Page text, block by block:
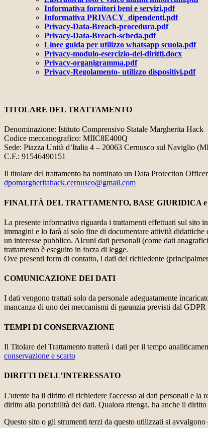
Informativa fornitori beni e servizi.pdf
Informativa PRIVACY_dipendenti.pdf
Privacy-Data-Breach-procedura.pdf
Privacy-Data-Breach-scheda.pdf
Linee guida per utilizzo whatsapp scuola.pdf
Privacy-modulo-esercizio-dei-diritti.docx
Privacy-organigramma.pdf
Privacy-Regolamento- utilizzo dispositivi.pdf
TITOLARE DEL TRATTAMENTO
Denominazione: Istituto Comprensivo Statale Margherita Hack
Codice meccanografico: MIIC8E400Q
Sede: Piazza Unità d’Italia 4 – 20063 Cernusco sul Naviglio
C.F.: 91546490151
Il titolare del trattamento ha nominato un Data Protection
dpomargheritahack.cernusco@gmail.com
FINALITÀ DEL TRATTAMENTO, BASE GIURIDICA
La presente informativa riguarda i trattamenti effettuati sul sito
immagini e lo farà al solo fine di documentare attività
un interesse pubblico. Alcuni dati personali (come dati
trattamento è eseguito in forza di legge.
Ove presenti form di contatto, i dati del richiedente
COMUNICAZIONE DEI DATI
I dati vengono trattati solo da personale adeguatamente
mancanza di uno dei meccanismi di garanzia previsti dal
TEMPI DI CONSERVAZIONE
Il Titolare del Trattamento tratterà i dati per il tempo
conservazione e scarto
DIRITTI DELL’INTERESSATO
L'utente ha il diritto di richiedere l'accesso ai dati personali e la
diritto alla portabilità dei dati. Qualora ritenga, ha anche il
Questo sito o gli strumenti terzi da questo utilizzati si